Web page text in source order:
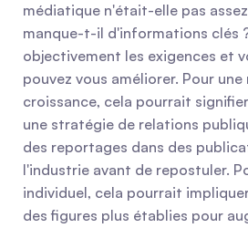
médiatique n'était-elle pas
manque-t-il d'informations clés
objectivement les exigences et
pouvez vous améliorer. Pour une
croissance, cela pourrait
une stratégie de relations
des reportages dans des
l'industrie avant de repostuler.
individuel, cela pourrait
des figures plus établies pour